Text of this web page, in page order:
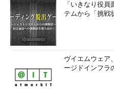
「いきなり役
テムから「挑戦
ヴイエムウェア
ージドインフラ